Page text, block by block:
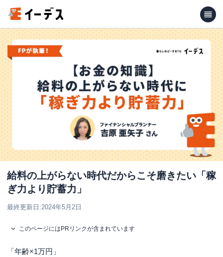
給料の上がらない時代だからこそ磨きたい「稼
ぎ力より貯蓄力」
最終更新日:2024年5月2日
このページにはPRリンクが含まれています
「年齢×1万円」